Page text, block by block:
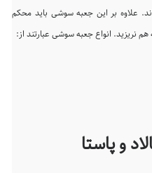
علاوه بر این جعبه سوشی باید محکم
نریزید. انواع جعبه سوشی عبارتند از:
و پاستا